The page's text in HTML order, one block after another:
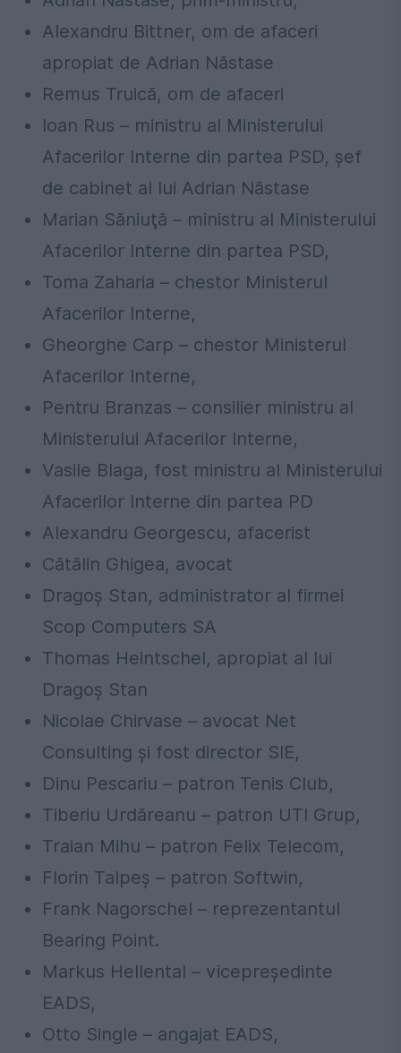
Alexandru Bittner, om de afaceri
apropiat de Adrian Năstase
Remus Truică, om de afaceri
Ioan Rus – ministru al Ministerului
Afacerilor Interne din partea PSD, șef
de cabinet al lui Adrian Năstase
Marian Săniuţă – ministru al Ministerului
Afacerilor Interne din partea PSD,
Toma Zaharia – chestor Ministerul
Afacerilor Interne,
Gheorghe Carp – chestor Ministerul
Afacerilor Interne,
Pentru Branzas – consilier ministru al
Ministerului Afacerilor Interne,
Vasile Blaga, fost ministru al Ministerului
Afacerilor Interne din partea PD
Alexandru Georgescu, afacerist
Cătălin Ghigea, avocat
Dragoş Stan, administrator al firmei
Scop Computers SA
Thomas Heintschel, apropiat al lui
Dragoș Stan
Nicolae Chirvase – avocat Net
Consulting şi fost director SIE,
Dinu Pescariu – patron Tenis Club,
Tiberiu Urdăreanu – patron UTI Grup,
Traian Mihu – patron Felix Telecom,
Florin Talpeş – patron Softwin,
Frank Nagorschel – reprezentantul
Bearing Point.
Markus Hellental – vicepreşedinte
EADS,
Otto Single – angajat EADS,